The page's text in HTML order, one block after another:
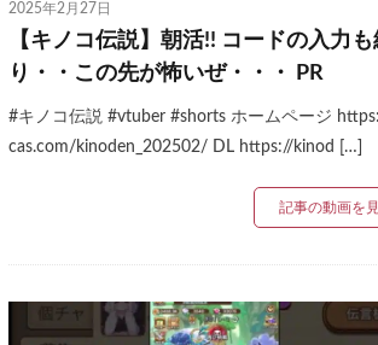
2025年2月27日
【キノコ伝説】朝活!! コードの入力
り・・この先が怖いぜ・・・ PR
#キノコ伝説 #vtuber #shorts ホームページ
cas.com/kinoden_202502/ DL https://kinod […]
記事の動画を